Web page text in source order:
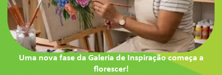
Uma nova fase da Galeria de Inspiração começa a
florescer!